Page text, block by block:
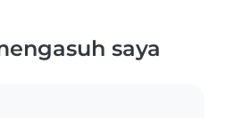
saya